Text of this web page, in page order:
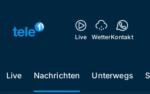
Live WetterKontakt
Live Nachrichten Unterwegs